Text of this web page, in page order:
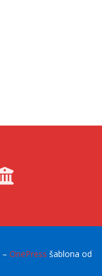
– OnePress šablona od